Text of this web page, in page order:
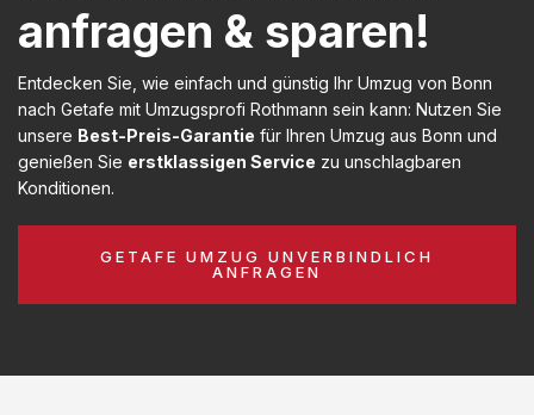
anfragen & sparen!
Entdecken Sie, wie einfach und günstig Ihr Umzug von Bonn
nach Getafe mit Umzugsprofi Rothmann sein kann: Nutzen Sie
unsere Best-Preis-Garantie für Ihren Umzug aus Bonn und
genießen Sie erstklassigen Service zu unschlagbaren
Konditionen.
GETAFE UMZUG UNVERBINDLICH
ANFRAGEN